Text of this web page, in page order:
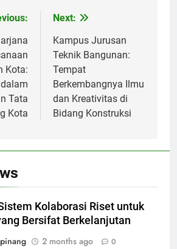
Kota:
Tata
Kota
Next:
Kampus Jurusan
Teknik Bangunan:
Tempat
Berkembangnya Ilmu
dan Kreativitas di
Bidang Konstruksi
Kolaborasi Riset untuk
Bersifat Berkelanjutan
2 months ago 0